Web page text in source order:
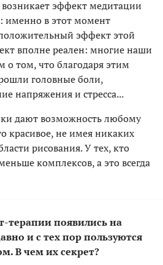
эффект медитации
именно в этот момент
эффект этой
вполне реален: многие наши
о том, что благодаря этим
головные боли,
напряжения и стресса...
дают возможность любому
красивое, не имея никаких
рисования. У тех, кто
комплексов, а это всегда
терапии появились на
и с тех пор пользуются
В чем их секрет?